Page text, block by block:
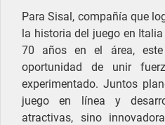
Para Sisal, compañía que
la historia del juego en
70 años en el área, este
oportunidad de unir
experimentado. Juntos
juego en línea y
atractivas, sino